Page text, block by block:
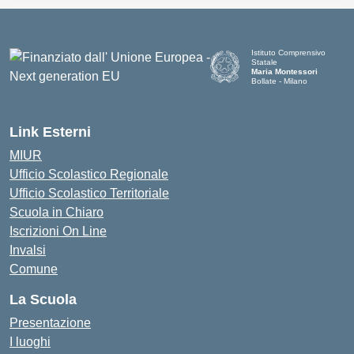
Istituto Comprensivo
Statale
Maria Montessori
Bollate - Milano
Link Esterni
MIUR
Ufficio Scolastico Regionale
Ufficio Scolastico Territoriale
Scuola in Chiaro
Iscrizioni On Line
Invalsi
Comune
La Scuola
Presentazione
I luoghi